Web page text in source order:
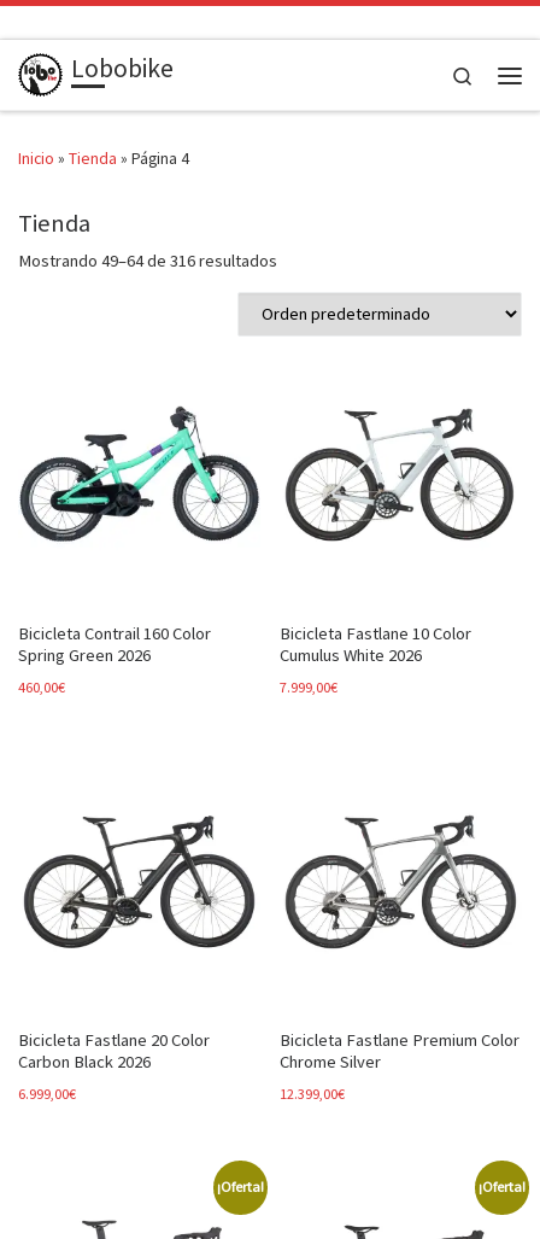
Saltar al contenido
Lobobike
Search
Inicio » Tienda » Página 4
Tienda
Mostrando 49–64 de 316 resultados
Bicicleta Contrail 160 Color
Spring Green 2026
460,00€
Bicicleta Fastlane 10 Color
Cumulus White 2026
7.999,00€
Bicicleta Fastlane 20 Color
Carbon Black 2026
6.999,00€
Bicicleta Fastlane Premium Color
Chrome Silver
12.399,00€
¡Oferta! ¡Oferta!